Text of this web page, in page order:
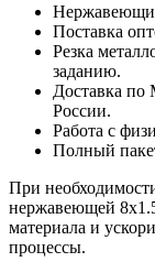
Поставка
Резка
заданию.
Доставка по
России.
Работа с
Полный
При
нержавеющей
материала и
процессы.